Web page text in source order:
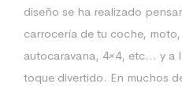
diseño se ha realizado
carrocería de tu coche,
autocaravana, 4×4, etc… y a
toque divertido. En muchos